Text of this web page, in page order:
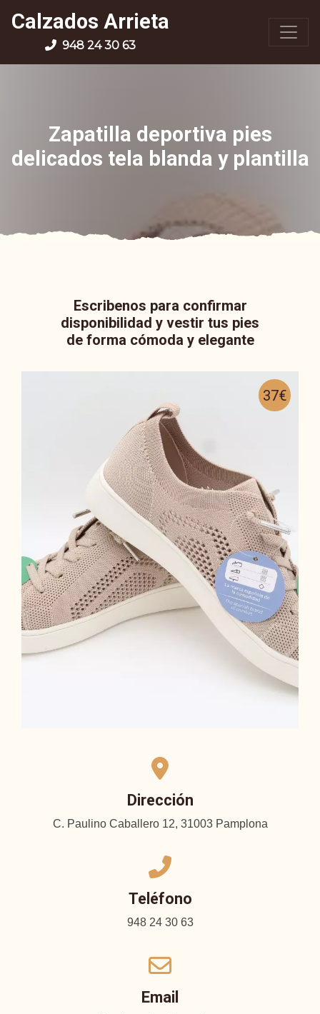
Calzados Arrieta
948 24 30 63
Zapatilla deportiva pies
delicados tela blanda y plantilla
Escribenos para confirmar
disponibilidad y vestir tus pies
de forma cómoda y elegante
37€
Dirección
C. Paulino Caballero 12, 31003 Pamplona
Teléfono
948 24 30 63
Email